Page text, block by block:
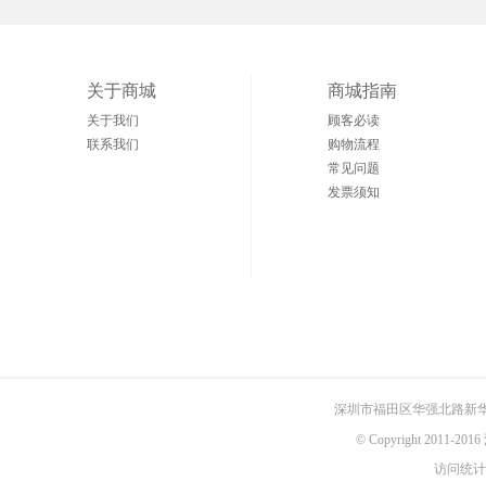
关于商城
关于我们
联系我们
商城指南
顾客必读
购物流程
常见问题
发票须知
深圳市福田区华强北路
© Copyright 2011-
访问统